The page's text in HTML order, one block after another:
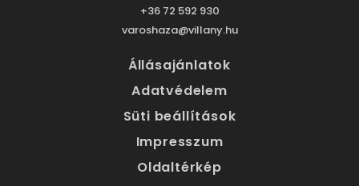
+36 72 592 930
varoshaza@villany.hu
Állásajánlatok
Adatvédelem
Süti beállítások
Impresszum
Oldaltérkép